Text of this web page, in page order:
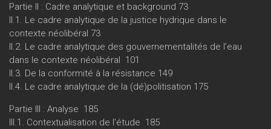
Partie II : Cadre analytique et background 73
II.1. Le cadre analytique de la justice hydrique dans le
contexte néolibéral 73
II.2. Le cadre analytique des gouvernementalités de l’eau
dans le contexte néolibéral 101
II.3. De la conformité à la résistance 149
II.4. Le cadre analytique de la (dé)politisation 175
Partie III : Analyse 185
III.1. Contextualisation de l’étude 185